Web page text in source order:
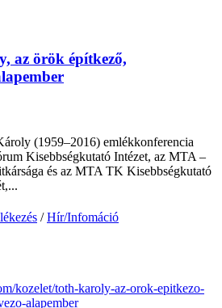
az örök építkező,
(1959–2016) emlékkonferencia
Kisebbségkutató Intézet, az MTA –
és az MTA TK Kisebbségkutató
/Hír/Infomáció
kozelet/toth-karoly-az-orok-epitkezo-
alapember